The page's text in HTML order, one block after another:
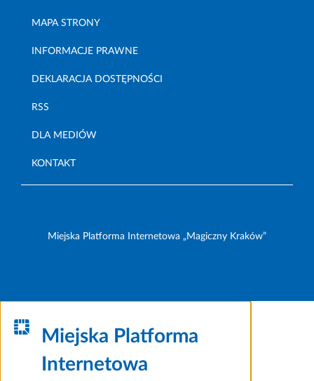
MAPA STRONY
INFORMACJE PRAWNE
DEKLARACJA DOSTĘPNOŚCI
RSS
DLA MEDIÓW
KONTAKT
Miejska Platforma Internetowa „Magiczny Kraków”
Miejska Platforma
Internetowa